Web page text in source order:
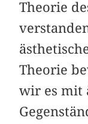
Theorie
Theorie
wir es mit